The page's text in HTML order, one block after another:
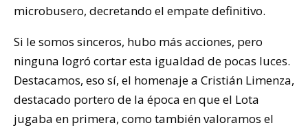
microbusero, decretando el empate definitivo.
Si le somos sinceros, hubo más acciones, pero
ninguna logró cortar esta igualdad de pocas luces.
Destacamos, eso sí, el homenaje a Cristián Limenza,
destacado portero de la época en que el Lota
jugaba en primera, como también valoramos el